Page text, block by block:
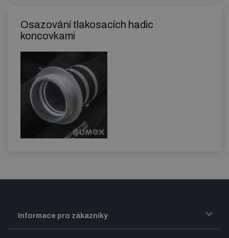
Osazování tlakosacích hadic
koncovkami
Informace pro zákazníky